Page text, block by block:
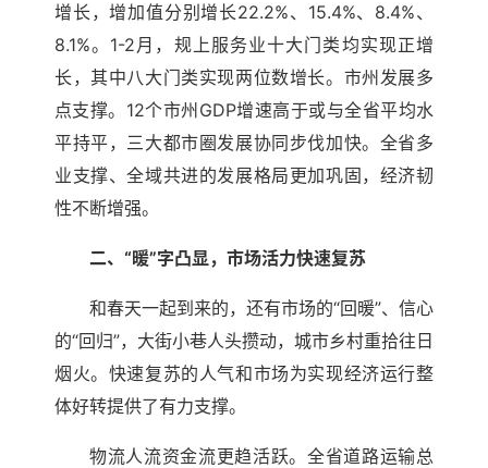
增长，增加值分别增长22.2%、15.4%、8.4%、
8.1%。1-2月，规上服务业十大门类均实现正增
长，其中八大门类实现两位数增长。市州发展多
点支撑。12个市州GDP增速高于或与全省平均水
平持平，三大都市圈发展协同步伐加快。全省多
业支撑、全域共进的发展格局更加巩固，经济韧
性不断增强。
二、“暖”字凸显，市场活力快速复苏
和春天一起到来的，还有市场的“回暖”、信心
的“回归”，大街小巷人头攒动，城市乡村重拾往日
烟火。快速复苏的人气和市场为实现经济运行整
体好转提供了有力支撑。
物流人流资金流更趋活跃。全省道路运输总